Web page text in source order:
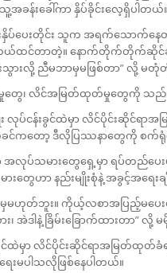
ခန်းခေါ်ကာ နှိပ်ခိုင်းလေ့ရှိပါတယ်။
နှိပ်ပေးတိုင်း သူက အရက်သောက်နေတ
ယ်ထင်တာတဲ့။ နောက်တိုက်တိုက်ဆိုင်ဆိုင်
သွားလို့ ညီမဘာမှမဖြစ်တာ” လို့ မ
တွေ၊ လိင်အမြတ်ထုတ်မှုတွေကို သည်
လုပ်ငန်းခွင်ထဲမှာ လိင်ပိုင်းဆိုင်ရာအ
ကတော့ ဒီလိုပြဿနာတွေကို စက်ရုံက
လုပ်သမားတွေရှေ့မှာ ရပ်တည်ပေး
တွေဟာ နည်းမျိုးစုံနဲ့ အခွင့်အရေး
မဟုတ်ဘူး။ ကိုယ့်လစာအပြည့်မပေးတဲ့
း၊ အဲဒါနဲ့ ခြိမ်းခြောက်ထားတာ” လို့
ထဲမှာ လိင်ပိုင်းဆိုင်ရာအမြတ်ထုတ်ခံ
းမပါသလိုဖြစ်နေပါတယ်။